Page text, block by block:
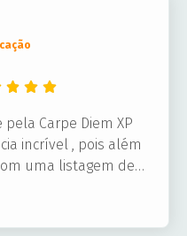
Carpe Diem XP
incrível , pois além
uma listagem de